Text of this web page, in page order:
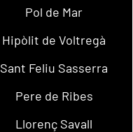
Pol de Mar
Hipòlit de Voltregà
Sant Feliu Sasserra
Pere de Ribes
Llorenç Savall